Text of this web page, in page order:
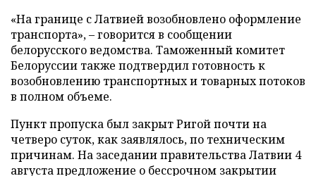
«На границе с Латвией возобновлено оформление
транспорта», – говорится в сообщении
белорусского ведомства. Таможенный комитет
Белоруссии также подтвердил готовность к
возобновлению транспортных и товарных потоков
в полном объеме.
Пункт пропуска был закрыт Ригой почти на
четверо суток, как заявлялось, по техническим
причинам. На заседании правительства Латвии 4
августа предложение о бессрочном закрытии